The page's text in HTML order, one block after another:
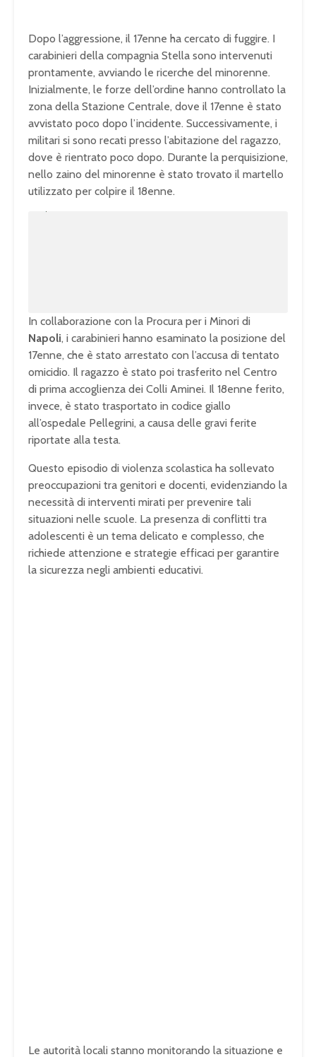
Dopo l’aggressione, il 17enne ha cercato di fuggire. I
carabinieri della compagnia Stella sono intervenuti
prontamente, avviando le ricerche del minorenne.
Inizialmente, le forze dell’ordine hanno controllato la
zona della Stazione Centrale, dove il 17enne è stato
avvistato poco dopo l’incidente. Successivamente, i
militari si sono recati presso l’abitazione del ragazzo,
dove è rientrato poco dopo. Durante la perquisizione,
nello zaino del minorenne è stato trovato il martello
utilizzato per colpire il 18enne.
In collaborazione con la Procura per i Minori di
Napoli, i carabinieri hanno esaminato la posizione del
17enne, che è stato arrestato con l’accusa di tentato
omicidio. Il ragazzo è stato poi trasferito nel Centro
di prima accoglienza dei Colli Aminei. Il 18enne ferito,
invece, è stato trasportato in codice giallo
all’ospedale Pellegrini, a causa delle gravi ferite
riportate alla testa.
Questo episodio di violenza scolastica ha sollevato
preoccupazioni tra genitori e docenti, evidenziando la
necessità di interventi mirati per prevenire tali
situazioni nelle scuole. La presenza di conflitti tra
adolescenti è un tema delicato e complesso, che
richiede attenzione e strategie efficaci per garantire
la sicurezza negli ambienti educativi.
Le autorità locali stanno monitorando la situazione e